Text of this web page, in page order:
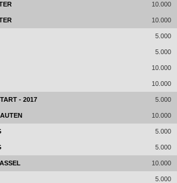
10.000
10.000
5.000
5.000
10.000
10.000
- 2017 5.000
10.000
5.000
5.000
10.000
5.000